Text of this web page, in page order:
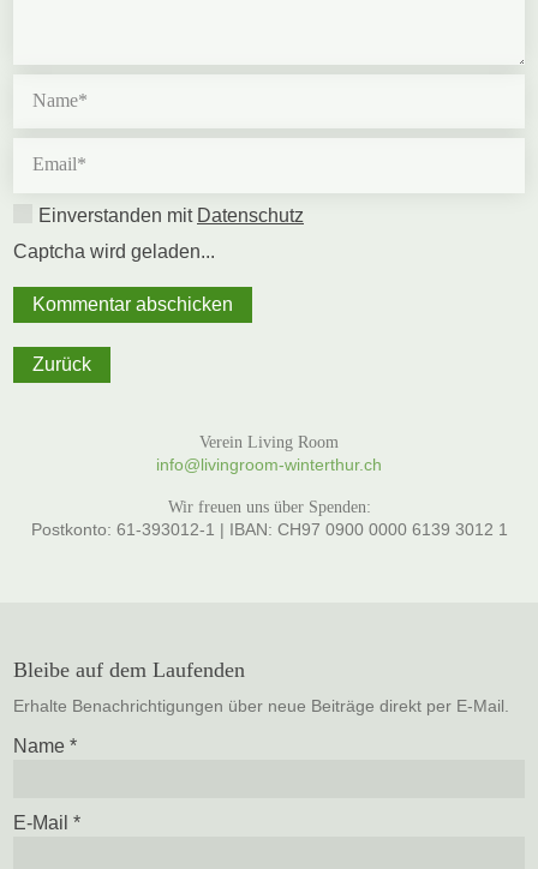
Einverstanden mit Datenschutz
Captcha wird geladen...
Zurück
Verein Living Room
info@livingroom-winterthur.ch
Wir freuen uns über Spenden:
Postkonto: 61-393012-1 | IBAN: CH97 0900 0000 6139 3012 1
Bleibe auf dem Laufenden
Erhalte Benachrichtigungen über neue Beiträge direkt per E-Mail.
Name*
E-Mail*